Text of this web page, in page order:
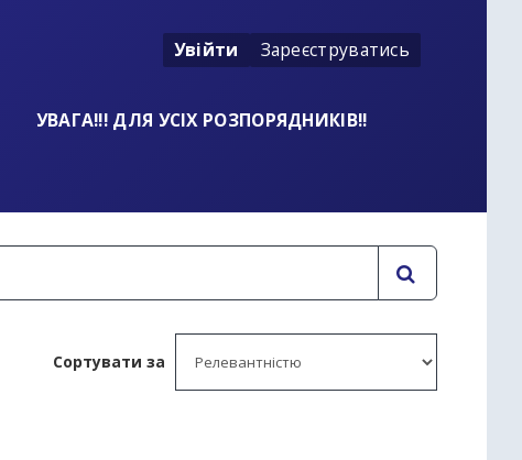
Увійти Зареєструватись
УВАГА!!! ДЛЯ УСІХ РОЗПОРЯДНИКІВ!!
Сортувати за